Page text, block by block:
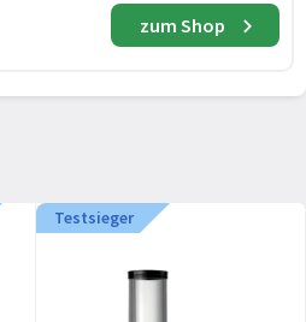
zum Shop
Testsieger